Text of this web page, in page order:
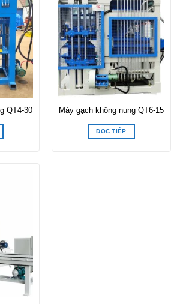
QT4-30 Máy gạch không nung QT6-15
ĐỌC TIẾP